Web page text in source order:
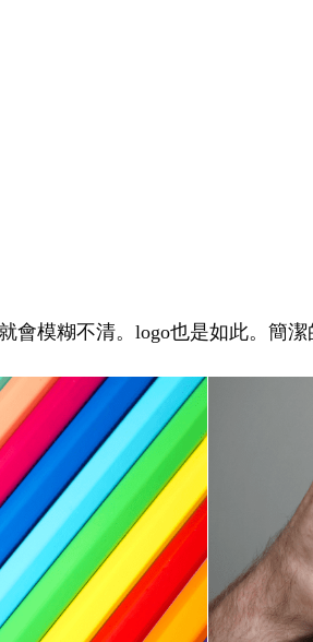
模糊不清。logo也是如此。簡